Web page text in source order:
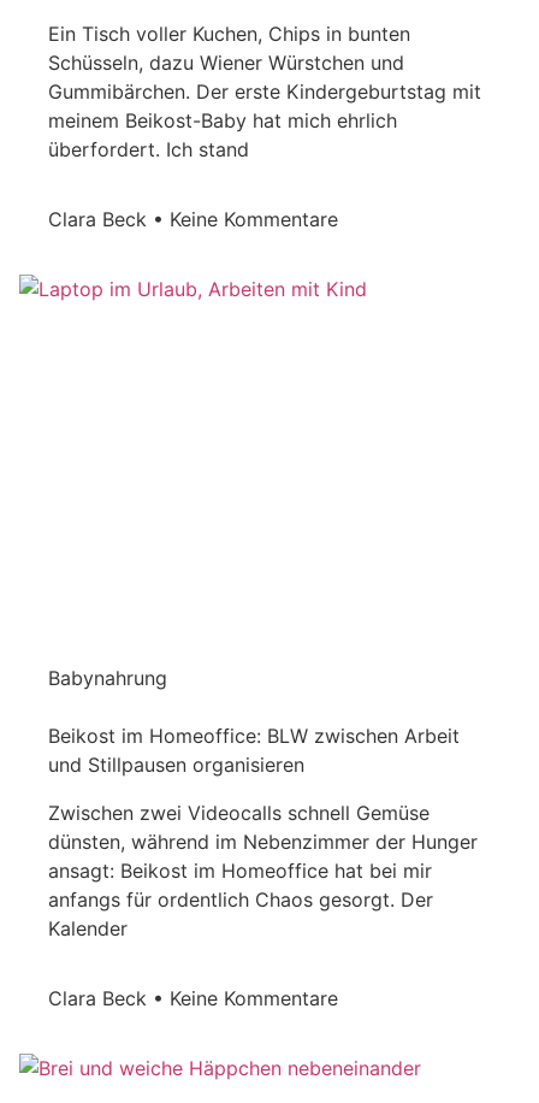
Ein Tisch voller Kuchen, Chips in bunten
Schüsseln, dazu Wiener Würstchen und
Gummibärchen. Der erste Kindergeburtstag mit
meinem Beikost-Baby hat mich ehrlich
überfordert. Ich stand
Clara Beck Keine Kommentare
Babynahrung
Beikost im Homeoffice: BLW zwischen Arbeit
und Stillpausen organisieren
Zwischen zwei Videocalls schnell Gemüse
dünsten, während im Nebenzimmer der Hunger
ansagt: Beikost im Homeoffice hat bei mir
anfangs für ordentlich Chaos gesorgt. Der
Kalender
Clara Beck Keine Kommentare